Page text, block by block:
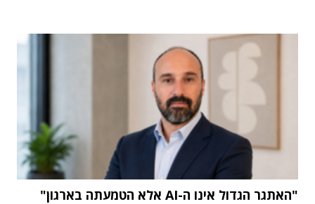
"האתגר הגדול אינו ה-AI אלא הטמעתה בארגון"